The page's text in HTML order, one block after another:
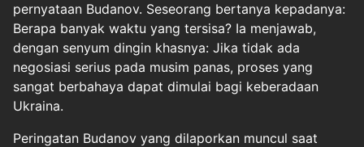
pernyataan Budanov. Seseorang bertanya kepadanya:
Berapa banyak waktu yang tersisa? Ia menjawab,
dengan senyum dingin khasnya: Jika tidak ada
negosiasi serius pada musim panas, proses yang
sangat berbahaya dapat dimulai bagi keberadaan
Ukraina.
Peringatan Budanov yang dilaporkan muncul saat